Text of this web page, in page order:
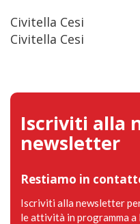
Civitella Cesi
Civitella Cesi
Iscriviti alla
newsletter
Restiamo in
Iscriviti alla newsletter
le attività in programma a